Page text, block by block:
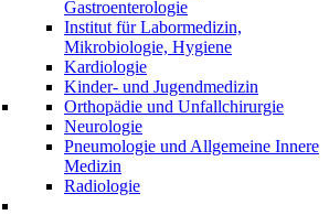
Gastroenterologie
Institut für Labormedizin,
Mikrobiologie, Hygiene
Kardiologie
Kinder- und Jugendmedizin
Orthopädie und Unfallchirurgie
Neurologie
Pneumologie und Allgemeine Innere
Medizin
Radiologie